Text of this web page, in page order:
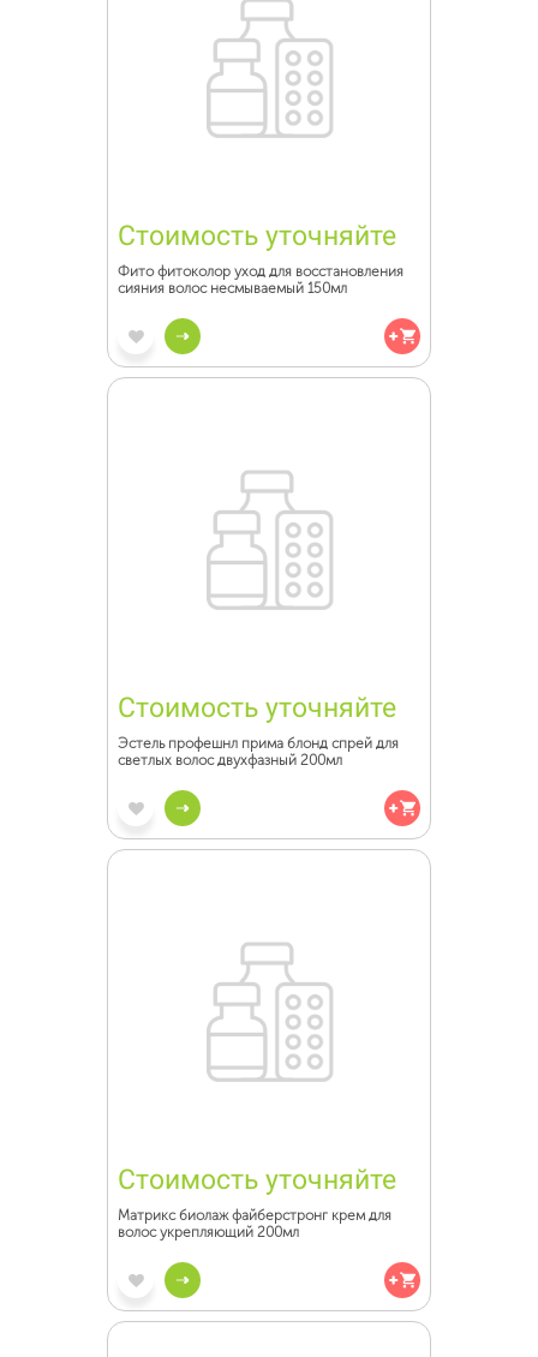
Стоимость уточняйте
Фито фитоколор уход для восстановления
сияния волос несмываемый 150мл
Стоимость уточняйте
Эстель профешнл прима блонд спрей для
светлых волос двухфазный 200мл
Стоимость уточняйте
Матрикс биолаж файберстронг крем для
волос укрепляющий 200мл